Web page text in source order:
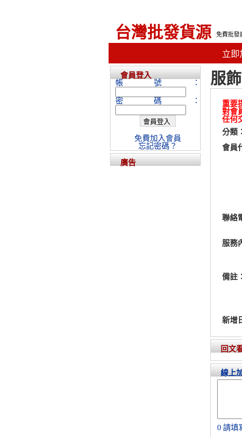
台灣批發貨源 免費批發
立即
服
重要
對會
任何
分類：
會員
聯絡
服務
備註：
新增
回文
線上
0 請填
會員登入
帳號：
密碼：
免費加入會員
忘記密碼？
廣告